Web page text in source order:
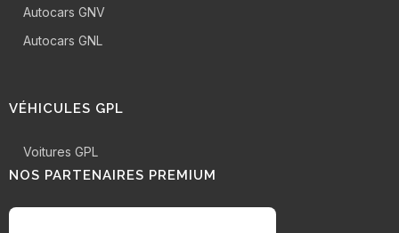
Autocars GNV
Autocars GNL
VÉHICULES GPL
Voitures GPL
NOS PARTENAIRES PREMIUM